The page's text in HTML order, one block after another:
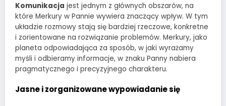
Komunikacja jest jednym z głównych obszarów, na
które Merkury w Pannie wywiera znaczący wpływ. W tym
układzie rozmowy stają się bardziej rzeczowe, konkretne
i zorientowane na rozwiązanie problemów. Merkury, jako
planeta odpowiadająca za sposób, w jaki wyrażamy
myśli i odbieramy informacje, w znaku Panny nabiera
pragmatycznego i precyzyjnego charakteru.
Jasne i zorganizowane wypowiadanie się